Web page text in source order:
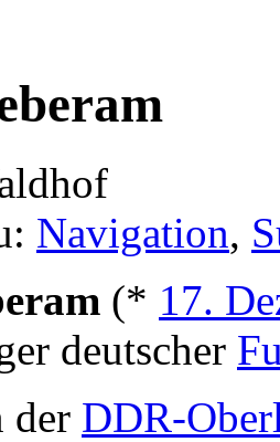
Navigation,
(* 17.
deutscher
der DDR-